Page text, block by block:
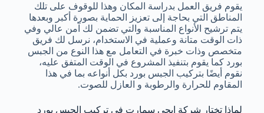
يقوم فريق العمل بدراسة المكان وهذا للوقوف على تلك
المناطق التي بحاجة إلى تعزيز الحماية بصورة أكبر وبعدها
يتم ترشيح الأنواع المناسبة والتي تضمن لك آمن عالي وفي
ذات الوقت متانة وعملية في الاستخدام، نرسل لك فريق
متخصص وذات خبرة في التعامل مع هذا النوع من الجبس
بورد كما يقوم بتنفيذ المشروع في الوقت المتفق عليه،
نقوم أيضًا بتركيب الجبس بورد بكل أنواعه بما في هذا
المقاوم للحرارة والرطوبة و العازل للصوت.
لماذا تختار شركة ايجي سمارت في تركيب الجبس بورد